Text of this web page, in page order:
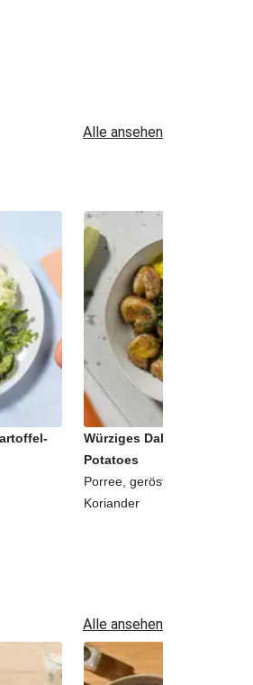
Alle ansehen
Würziges Dal-Curry mit
Potatoes
Porree, geröstetem Fenchel
Koriander
Alle ansehen